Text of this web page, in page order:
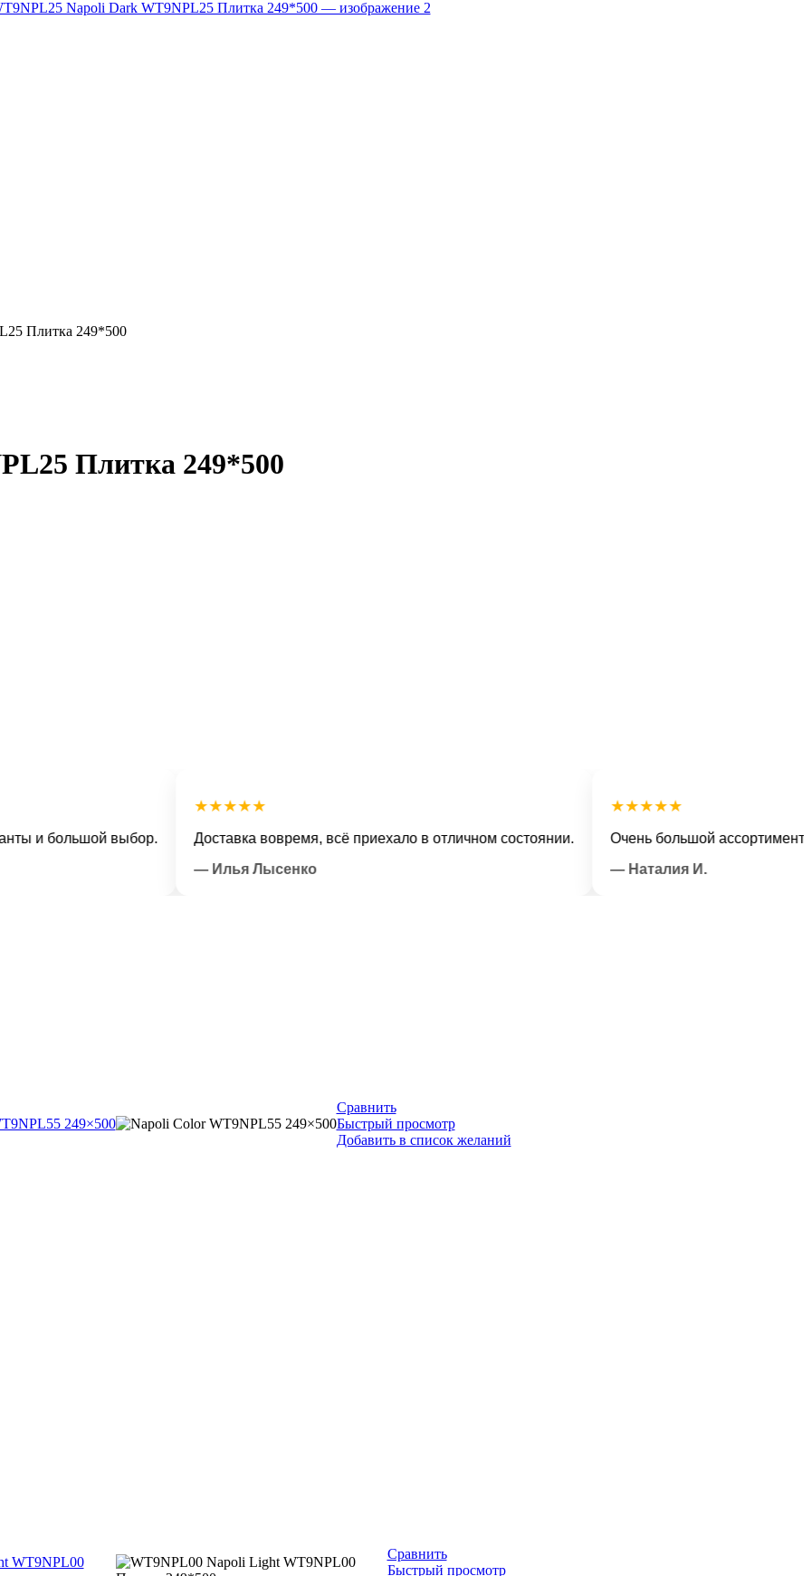
Плитка 249*500
Плитка 249*500
большой выбор.
★★★★★
Доставка вовремя, всё приехало в отличном состоянии.
— Илья Лысенко
★★★★★
Очень большой ассортимент и
— Наталия И.
Сравнить
Быстрый просмотр
Добавить в список желаний
Сравнить
Быстрый просмотр